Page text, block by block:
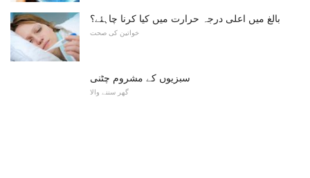
بالغ میں اعلی درجہ حرارت میں کیا کرنا چاہئے؟
خواتین کی صحت
سبزیوں کے مشروم چٹنی
گھر سننے والا